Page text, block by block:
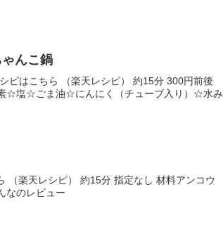
んこ鍋
ピはこちら （楽天レシピ） 約15分 300円前後
☆塩☆ごま油☆にんにく（チューブ入り）☆水み
（楽天レシピ） 約15分 指定なし 材料アンコウ
のレビュー